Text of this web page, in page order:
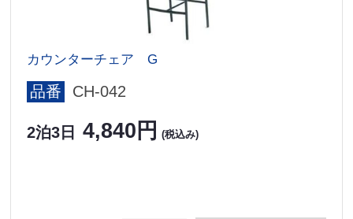
カウンターチェア G
品番 CH-042
2泊3日 4,840円 (税込み)